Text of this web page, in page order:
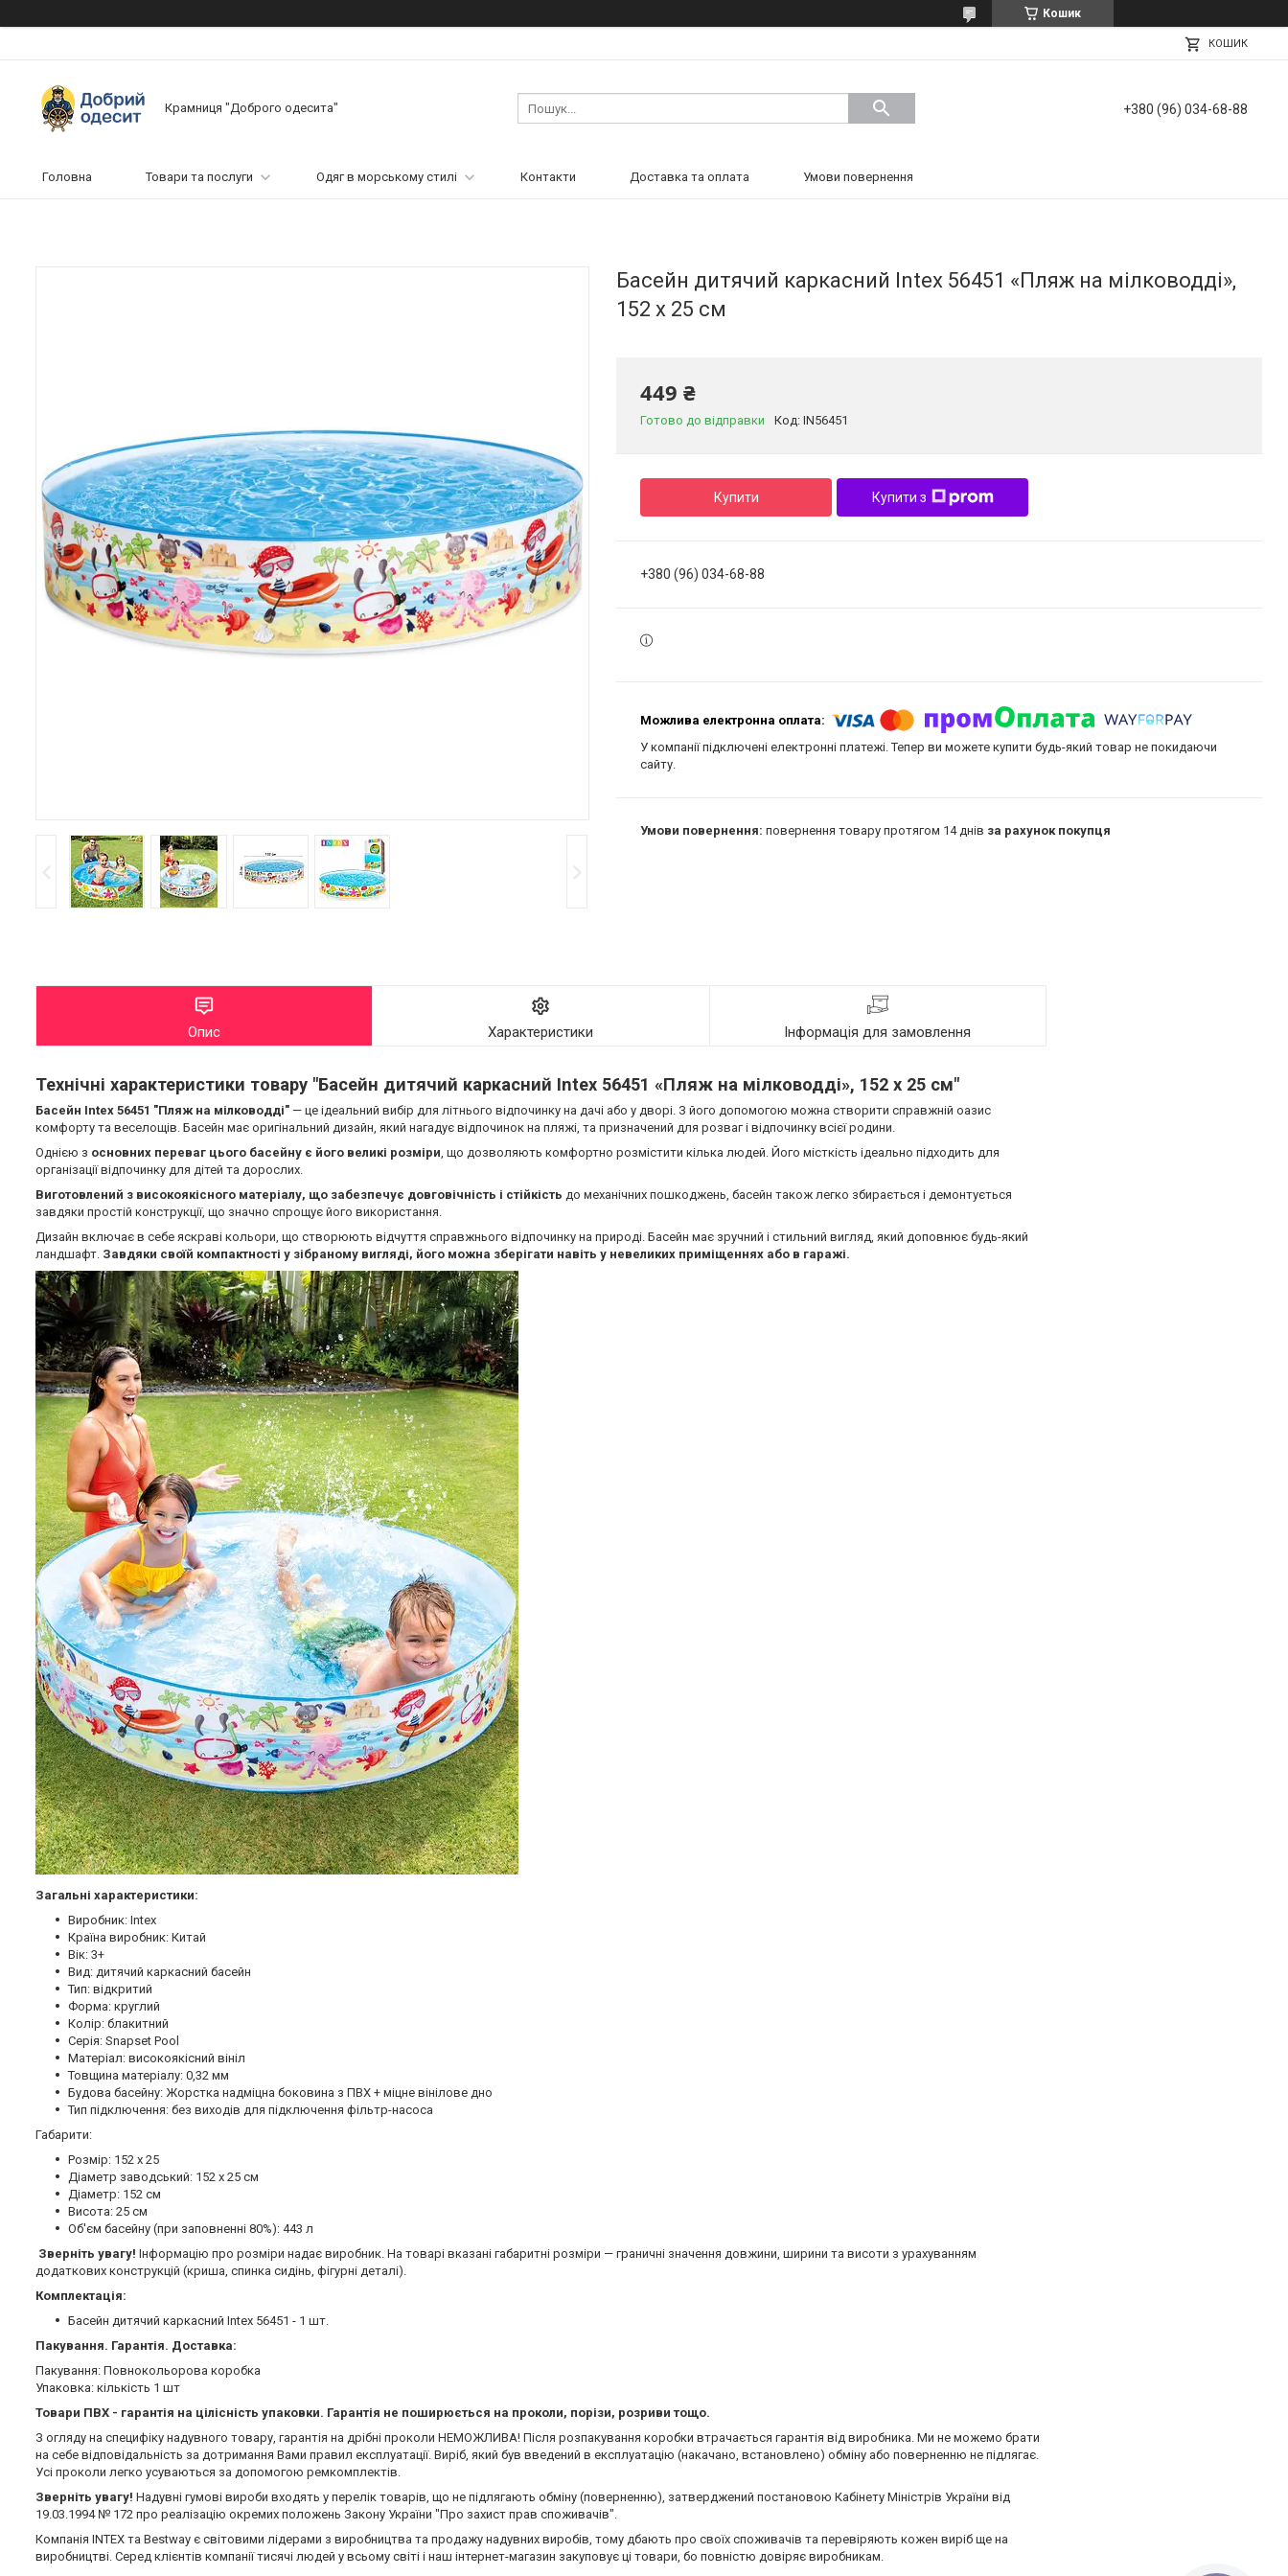
Кошик
КОШИК
Крамниця "Доброго одесита" +380 (96) 034-68-88
Головна Товари та послуги Одяг в морському стилі Контакти Доставка та оплата Умови повернення
Басейн дитячий каркасний Intex 56451 «Пляж на мілководді»,
152 х 25 см
449 ₴
Готово до відправки Код: IN56451
Купити Купити з
+380 (96) 034-68-88
У компанії підключені електронні платежі. Тепер ви можете купити будь-який товар не покидаючи
сайту.
повернення товару протягом 14 днів за рахунок покупця
Опис Характеристики Інформація для замовлення
Технічні характеристики товару "Басейн дитячий каркасний Intex 56451 «Пляж на мілководді», 152 х 25 см"
Басейн Intex 56451 "Пляж на мілководді" — це ідеальний вибір для літнього відпочинку на дачі або у дворі. З його допомогою можна створити справжній оазис
комфорту та веселощів. Басейн має оригінальний дизайн, який нагадує відпочинок на пляжі, та призначений для розваг і відпочинку всієї родини.
Однією з основних переваг цього басейну є його великі розміри, що дозволяють комфортно розмістити кілька людей. Його місткість ідеально підходить для
організації відпочинку для дітей та дорослих.
Виготовлений з високоякісного матеріалу, що забезпечує довговічність і стійкість до механічних пошкоджень, басейн також легко збирається і демонтується
завдяки простій конструкції, що значно спрощує його використання.
Дизайн включає в себе яскраві кольори, що створюють відчуття справжнього відпочинку на природі. Басейн має зручний і стильний вигляд, який доповнює будь-який
ландшафт. Завдяки своїй компактності у зібраному вигляді, його можна зберігати навіть у невеликих приміщеннях або в гаражі.
Загальні характеристики:
Виробник: Intex
Країна виробник: Китай
Вік: 3+
Вид: дитячий каркасний басейн
Тип: відкритий
Форма: круглий
Колір: блакитний
Серія: Snapset Pool
Матеріал: високоякісний вініл
Товщина матеріалу: 0,32 мм
Будова басейну: Жорстка надміцна боковина з ПВХ + міцне вінілове дно
Тип підключення: без виходів для підключення фільтр-насоса
Габарити:
Розмір: 152 х 25
Діаметр заводський: 152 х 25 см
Діаметр: 152 см
Висота: 25 см
Об'єм басейну (при заповненні 80%): 443 л
Зверніть увагу! Інформацію про розміри надає виробник. На товарі вказані габаритні розміри — граничні значення довжини, ширини та висоти з урахуванням
додаткових конструкцій (криша, спинка сидінь, фігурні деталі).
Комплектація:
Басейн дитячий каркасний Intex 56451 - 1 шт.
Пакування. Гарантія. Доставка:
Пакування: Повнокольорова коробка
Упаковка: кількість 1 шт
Товари ПВХ - гарантія на цілісність упаковки. Гарантія не поширюється на проколи, порізи, розриви тощо.
З огляду на специфіку надувного товару, гарантія на дрібні проколи НЕМОЖЛИВА! Після розпакування коробки втрачається гарантія від виробника. Ми не можемо брати
на себе відповідальність за дотримання Вами правил експлуатації. Виріб, який був введений в експлуатацію (накачано, встановлено) обміну або поверненню не підлягає.
Усі проколи легко усуваються за допомогою ремкомплектів.
Зверніть увагу! Надувні гумові вироби входять у перелік товарів, що не підлягають обміну (поверненню), затверджений постановою Кабінету Міністрів України від
19.03.1994 № 172 про реалізацію окремих положень Закону України "Про захист прав споживачів".
Компанія INTEX та Bestway є світовими лідерами з виробництва та продажу надувних виробів, тому дбають про своїх споживачів та перевіряють кожен виріб ще на
виробництві. Серед клієнтів компанії тисячі людей у ​​всьому світі і наш інтернет-магазин закуповує ці товари, бо повністю довіряє виробникам.